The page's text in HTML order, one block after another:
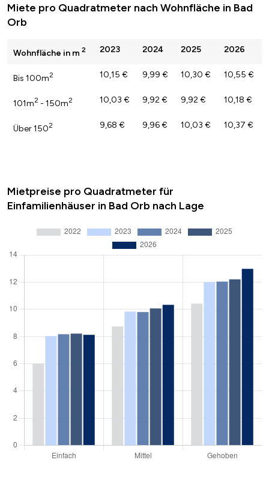
Miete pro Quadratmeter nach Wohnfläche in Bad
Orb
Wohnfläche in m 2 2023 2024 2025 2026
Bis 100m2 10,15 € 9,99 € 10,30 € 10,55 €
101m2 - 150m2 10,03 € 9,92 € 9,92 € 10,18 €
Über 1502 9,68 € 9,96 € 10,03 € 10,37 €
Mietpreise pro Quadratmeter für
Einfamilienhäuser in Bad Orb nach Lage